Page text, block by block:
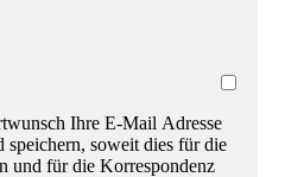
Ihre E-Mail Adresse
speichern, soweit dies für die
und für die Korrespondenz